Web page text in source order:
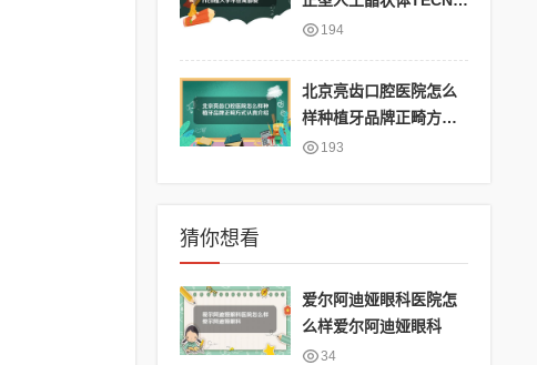
ToricII植入手术在成都
爱尔眼科医院做双眼皮
手术怎么样
194
北京亮齿口腔医院怎么
样种植牙品牌正畸方式
认真介绍
193
猜你想看
爱尔阿迪娅眼科医院怎
么样爱尔阿迪娅眼科
34